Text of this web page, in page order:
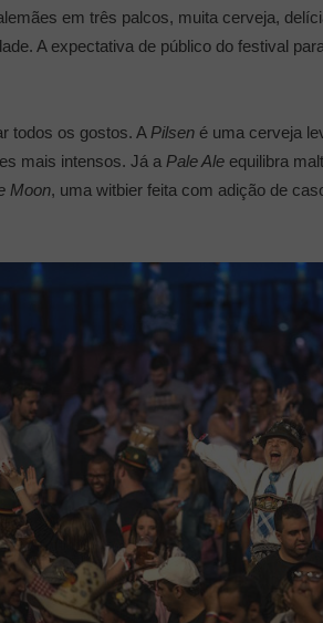
em três palcos, muita cerveja,
A expectativa de público do festival
todos os gostos. A Pilsen é uma cerveja
mais intensos. Já a Pale Ale equilibra
Moon, uma witbier feita com adição de